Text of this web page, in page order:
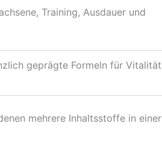
Training, Ausdauer und
geprägte Formeln für Vitalität
mehrere Inhaltsstoffe in einer